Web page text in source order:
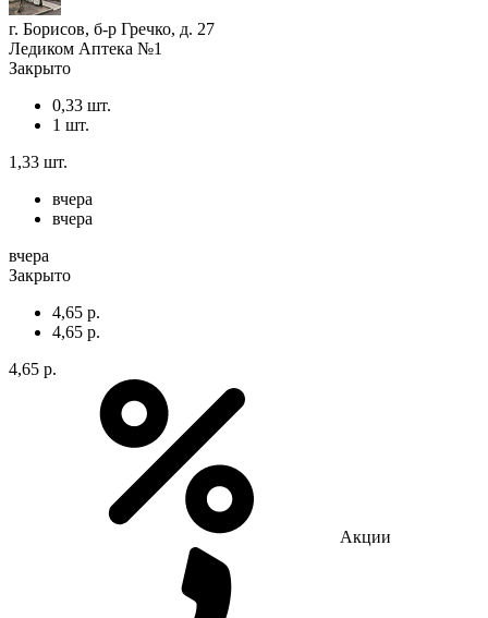
г. Борисов, б-р Гречко, д. 27
Ледиком Аптека №1
Закрыто
0,33 шт.
1 шт.
1,33 шт.
вчера
вчера
вчера
Закрыто
4,65 р.
4,65 р.
4,65 р.
Акции